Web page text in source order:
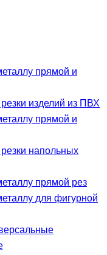
прямой и
изделий из ПВХ
прямой и
напольных
прямой рез
для фигурной